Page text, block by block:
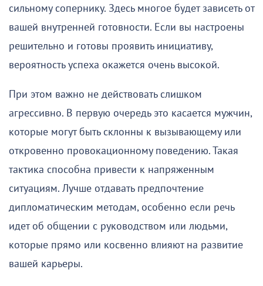
сильному сопернику. Здесь многое будет зависеть от
вашей внутренней готовности. Если вы настроены
решительно и готовы проявить инициативу,
вероятность успеха окажется очень высокой.
При этом важно не действовать слишком
агрессивно. В первую очередь это касается мужчин,
которые могут быть склонны к вызывающему или
откровенно провокационному поведению. Такая
тактика способна привести к напряженным
ситуациям. Лучше отдавать предпочтение
дипломатическим методам, особенно если речь
идет об общении с руководством или людьми,
которые прямо или косвенно влияют на развитие
вашей карьеры.